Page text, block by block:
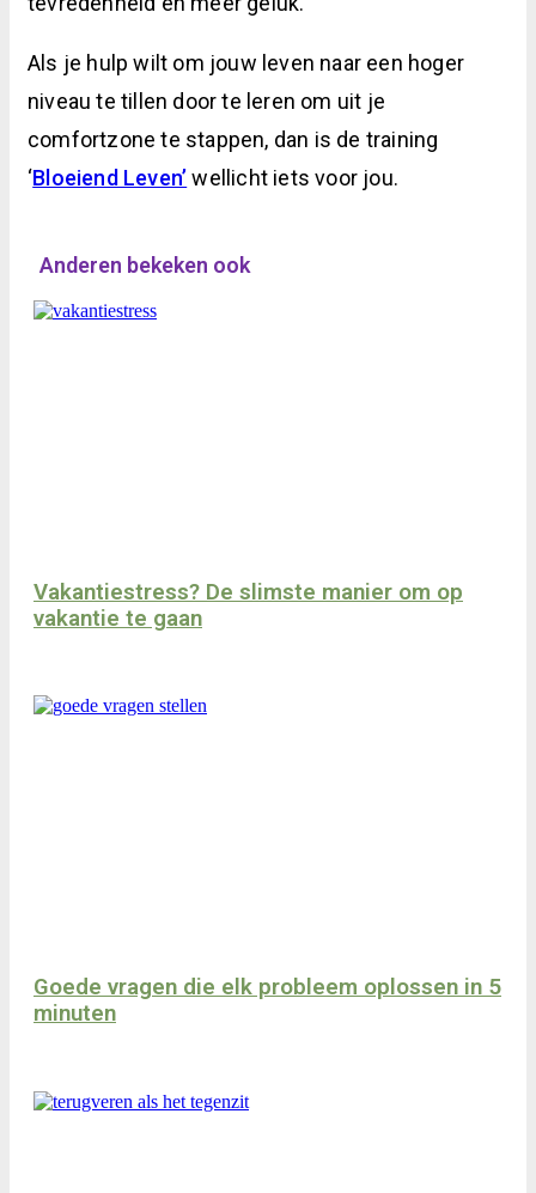
Als je hulp wilt om jouw leven naar een hoger
niveau te tillen door te leren om uit je
comfortzone te stappen, dan is de training
‘Bloeiend Leven’wellicht iets voor jou.
Anderen bekeken ook
Vakantiestress? De slimste manier om op
vakantie te gaan
Goede vragen die elk probleem oplossen in 5
minuten